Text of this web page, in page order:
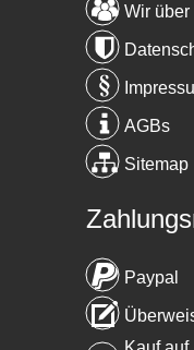
Wir über
AGBs
Sitemap
Paypal